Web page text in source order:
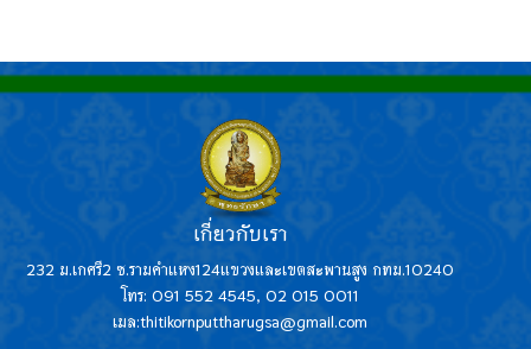
เกี่ยวกับเรา
232 ม.เกศรี2 ซ.รามคำแหง124แขวงและเขตสะพานสูง กทม.10240
โทร: 091 552 4545, 02 015 0011
เมล:thitikornputtharugsa@gmail.com